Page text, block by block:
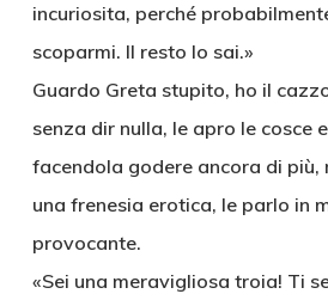
incuriosita, perché
scoparmi. Il resto lo sai.»
Guardo Greta stupito, ho il
senza dir nulla, le apro le cosce
facendola godere ancora di più,
una frenesia erotica, le parlo in
provocante.
«Sei una meravigliosa troia! Ti